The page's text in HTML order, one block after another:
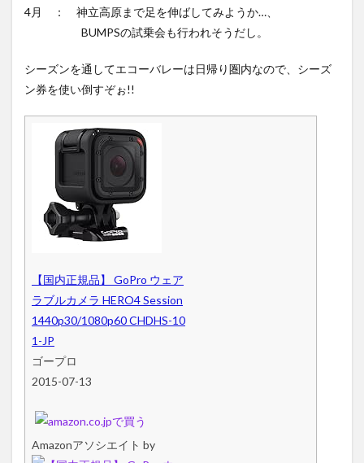
4月 ： 神立高原まで足を伸ばしてみようか…、
BUMPSの試乗会も行われそうだし。
シーズンを通してエコーバレーは日帰り圏内なので、シーズ
ン券を使い倒すぞぉ!!
【国内正規品】 GoPro ウェア
ラブルカメラ HERO4 Session
1440p30/1080p60 CHDHS-10
1-JP
ゴープロ
2015-07-13
Amazonアソシエイト by